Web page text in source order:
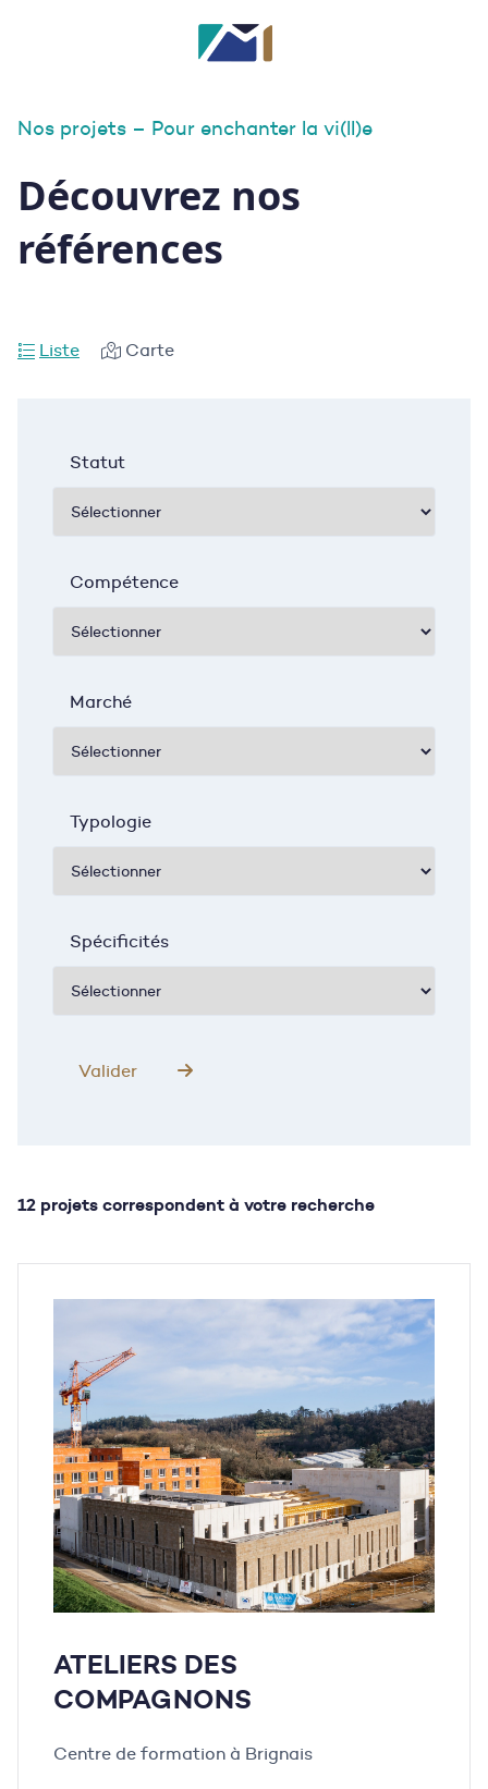
Nos projets – Pour enchanter la vi(ll)e
Découvrez nos
références
Liste Carte
Statut
Compétence
Marché
Typologie
Spécificités
12 projets correspondent à votre recherche
ATELIERS DES
COMPAGNONS
Centre de formation à Brignais